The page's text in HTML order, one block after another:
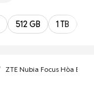
512 GB 1 TB
ZTE Nubia Focus Hòa Bình